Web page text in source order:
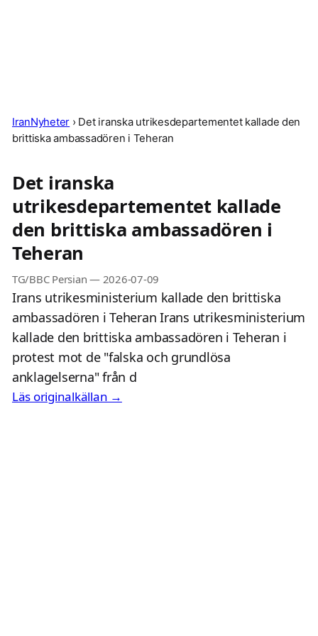
IranNyheter › Det iranska utrikesdepartementet kallade den
brittiska ambassadören i Teheran
Det iranska
utrikesdepartementet kallade
den brittiska ambassadören i
Teheran
TG/BBC Persian — 2026-07-09
Irans utrikesministerium kallade den brittiska
ambassadören i Teheran Irans utrikesministerium
kallade den brittiska ambassadören i Teheran i
protest mot de "falska och grundlösa
anklagelserna" från d
Läs originalkällan →